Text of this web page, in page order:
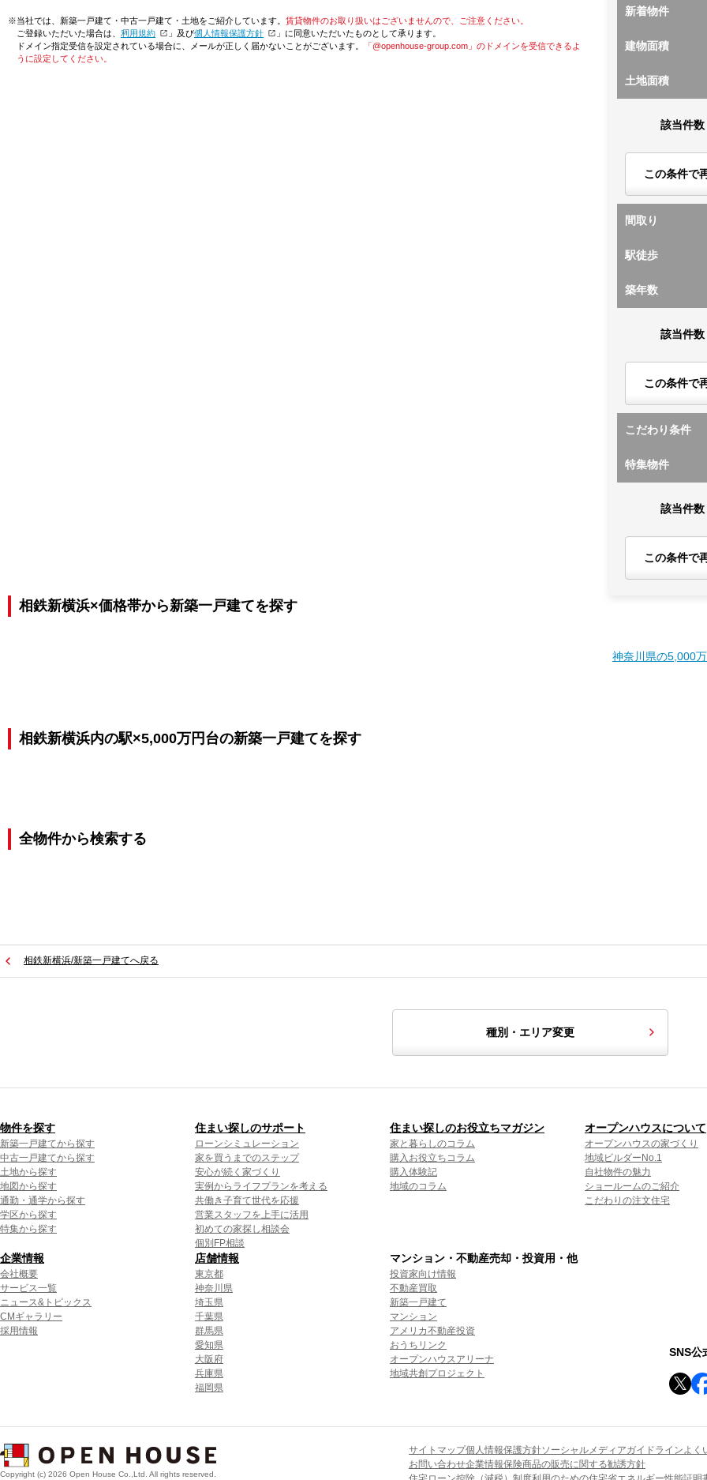
※当社では、新築一戸建て・中古一戸建て・土地をご紹介しています。 賃貸物件のお取り扱いはございませんので、ご注意ください。
ご登録いただいた場合は、「利用規約 」及び「個人情報保護方針
」に同意いただいたものとして承ります。
ドメイン指定受信を設定されている場合に、メールが正しく届かないことがございます。
「@openhouse-group.com」のドメインを受信できるよ
うに設定してください。
新着物件
建物面積
土地面積
該当件数
この条件で
間取り
駅徒歩
築年数
該当件数
この条件で
こだわり条件
特集物件
該当件数
この条件で
相鉄新横浜×価格帯から新築一戸建てを探す
神奈川県の5,000
相鉄新横浜内の駅×5,000万円台の新築一戸建てを探す
全物件から検索する
相鉄新横浜/新築一戸建てへ戻る
種別・エリア変更
物件を探す
新築一戸建てから探す
中古一戸建てから探す
土地から探す
地図から探す
通勤・通学から探す
学区から探す
特集から探す
住まい探しのサポート
ローンシミュレーション
家を買うまでのステップ
安心が続く家づくり
実例からライフプランを考える
共働き子育て世代を応援
営業スタッフを上手に活用
初めての家探し相談会
個別FP相談
住まい探しのお役立ちマガジン
家と暮らしのコラム
購入お役立ちコラム
購入体験記
地域のコラム
オープンハウスについて
オープンハウスの家づくり
地域ビルダーNo.1
自社物件の魅力
ショールームのご紹介
こだわりの注文住宅
企業情報
会社概要
サービス一覧
ニュース&トピックス
CMギャラリー
採用情報
店舗情報
東京都
神奈川県
埼玉県
千葉県
群馬県
愛知県
大阪府
兵庫県
福岡県
マンション・不動産売却・投資用・他
投資家向け情報
不動産買取
新築一戸建て
マンション
アメリカ不動産投資
おうちリンク
オープンハウスアリーナ
地域共創プロジェクト
SNS公
Copyright (c) 2026 Open House Co.,Ltd. All rights reserved.
サイトマップ個人情報保護方針ソーシャルメディアガイドラインよく
お問い合わせ企業情報保険商品の販売に関する勧誘方針